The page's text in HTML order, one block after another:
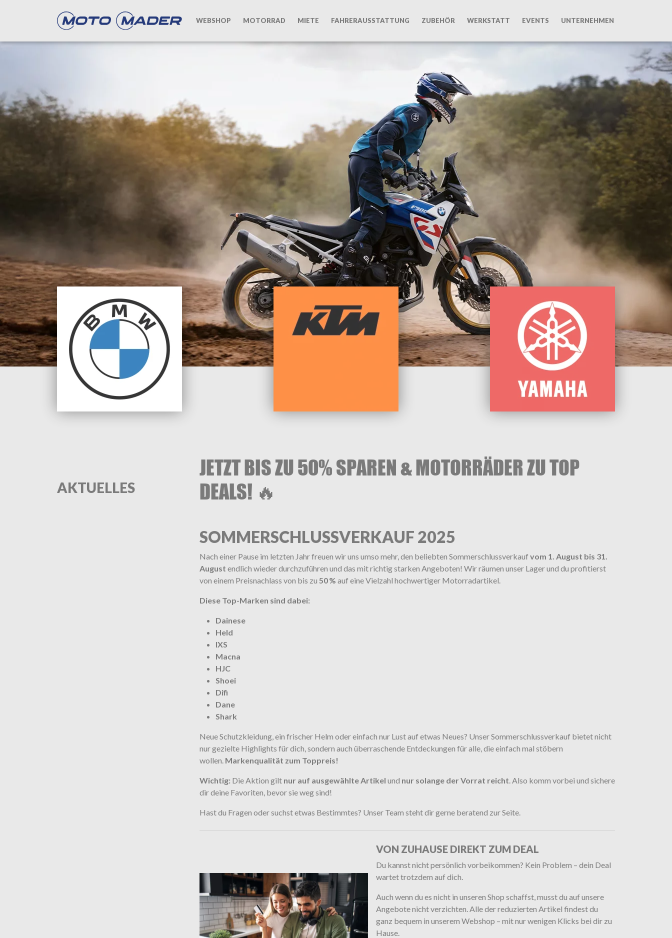
WEBSHOP MOTORRAD MIETE FAHRERAUSSTATTUNG ZUBEHÖR WERKSTATT EVENTS UNTERNEHMEN
AKTUELLES
JETZT BIS ZU 50% SPAREN & MOTORRÄDER ZU TOP
DEALS! 🔥
SOMMERSCHLUSSVERKAUF 2025
Nach einer Pause im letzten Jahr freuen wir uns umso mehr, den beliebten Sommerschlussverkauf vom 1. August bis 31.
August endlich wieder durchzuführen und das mit richtig starken Angeboten! Wir räumen unser Lager und du profitierst
von einem Preisnachlass von bis zu 50 % auf eine Vielzahl hochwertiger Motorradartikel.
Diese Top-Marken sind dabei:
Dainese
Held
IXS
Macna
HJC
Shoei
Difi
Dane
Shark
Neue Schutzkleidung, ein frischer Helm oder einfach nur Lust auf etwas Neues? Unser Sommerschlussverkauf bietet nicht
nur gezielte Highlights für dich, sondern auch überraschende Entdeckungen für alle, die einfach mal stöbern
wollen. Markenqualität zum Toppreis!
Wichtig: Die Aktion gilt nur auf ausgewählte Artikel und nur solange der Vorrat reicht. Also komm vorbei und sichere
dir deine Favoriten, bevor sie weg sind!
Hast du Fragen oder suchst etwas Bestimmtes? Unser Team steht dir gerne beratend zur Seite.
VON ZUHAUSE DIREKT ZUM DEAL
Du kannst nicht persönlich vorbeikommen? Kein Problem – dein Deal
wartet trotzdem auf dich.
Auch wenn du es nicht in unseren Shop schaffst, musst du auf unsere
Angebote nicht verzichten. Alle der reduzierten Artikel findest du
ganz bequem in unserem Webshop – mit nur wenigen Klicks bei dir zu
Hause.